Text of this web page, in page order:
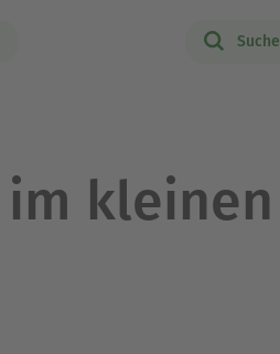
Suche
kleinen